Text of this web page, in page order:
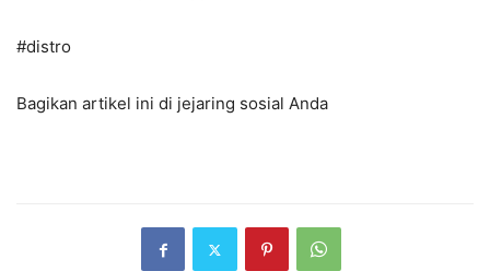
#distro
Bagikan artikel ini di jejaring sosial Anda